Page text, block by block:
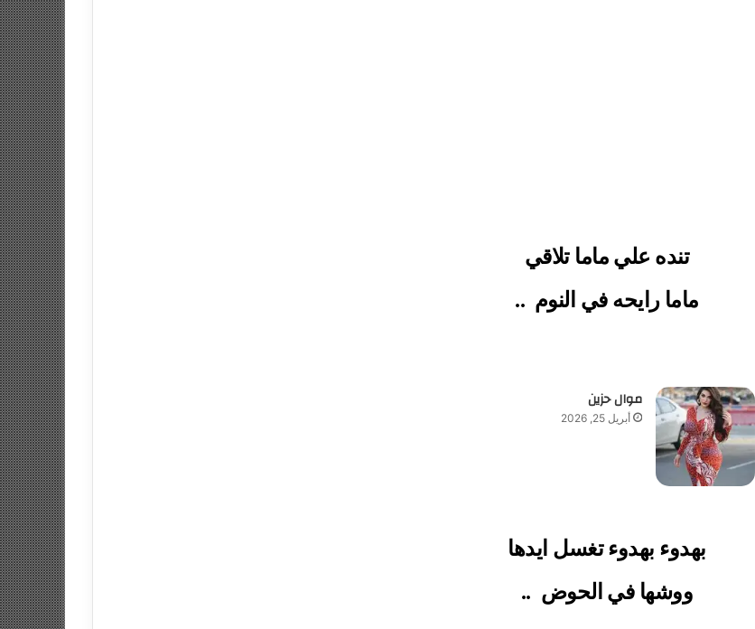
تنده علي ماما تلاقي
ماما رايحه في النوم ..
موال حزين
أبريل 25, 2026
بهدوء بهدوء تغسل ايدها
ووشها في الحوض ..